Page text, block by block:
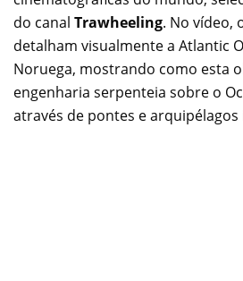
do canal Trawheeling. No vídeo,
detalham visualmente a Atlantic
Noruega, mostrando como esta
engenharia serpenteia sobre o
através de pontes e arquipélagos